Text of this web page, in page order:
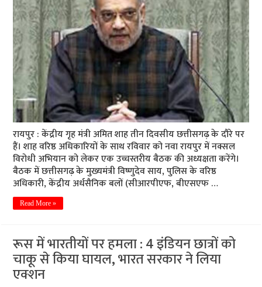
रायपुर : केंद्रीय गृह मंत्री अमित शाह तीन दिवसीय छत्तीसगढ़ के दौरे पर
हैं। शाह वरिष्ठ अधिकारियों के साथ रविवार को नवा रायपुर में नक्सल
विरोधी अभियान को लेकर एक उच्चस्तरीय बैठक की अध्यक्षता करेंगे।
बैठक में छत्तीसगढ़ के मुख्यमंत्री विष्णुदेव साय, पुलिस के वरिष्ठ
अधिकारी, केंद्रीय अर्धसैनिक बलों (सीआरपीएफ, बीएसएफ …
Read More »
रूस में भारतीयों पर हमला : 4 इंडियन छात्रों को
चाकू से किया घायल, भारत सरकार ने लिया
एक्शन